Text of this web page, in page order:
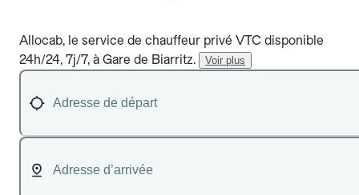
Allocab, le service de chauffeur privé VTC disponible
24h/24, 7j/7, à Gare de Biarritz.
Voir plus